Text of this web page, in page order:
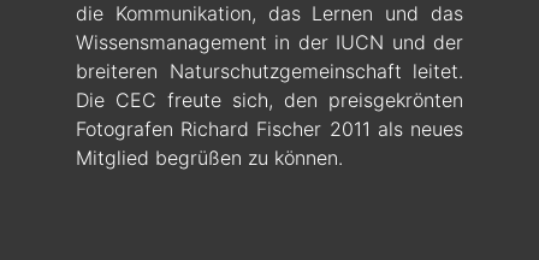
die Kommunikation, das Lernen und das
Wissensmanagement in der IUCN und der
breiteren Naturschutzgemeinschaft leitet.
Die CEC freute sich, den preisgekrönten
Fotografen Richard Fischer 2011 als neues
Mitglied begrüßen zu können.